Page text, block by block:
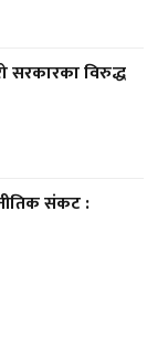
सरकारका विरुद्ध
संकट :